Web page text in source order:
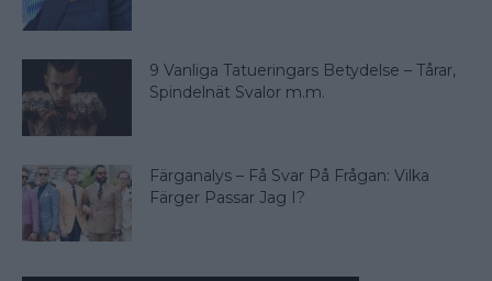
9 Vanliga Tatueringars Betydelse – Tårar,
Spindelnät Svalor m.m.
Färganalys – Få Svar På Frågan: Vilka
Färger Passar Jag I?